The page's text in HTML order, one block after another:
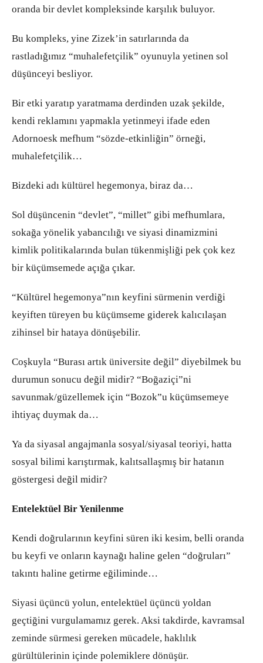
oranda bir devlet kompleksinde karşılık buluyor.
Bu kompleks, yine Zizek’in satırlarında da
rastladığımız “muhalefetçilik” oyunuyla yetinen sol
düşünceyi besliyor.
Bir etki yaratıp yaratmama derdinden uzak şekilde,
kendi reklamını yapmakla yetinmeyi ifade eden
Adornoesk mefhum “sözde-etkinliğin” örneği,
muhalefetçilik…
Bizdeki adı kültürel hegemonya, biraz da…
Sol düşüncenin “devlet”, “millet” gibi mefhumlara,
sokağa yönelik yabancılığı ve siyasi dinamizmini
kimlik politikalarında bulan tükenmişliği pek çok kez
bir küçümsemede açığa çıkar.
“Kültürel hegemonya”nın keyfini sürmenin verdiği
keyiften türeyen bu küçümseme giderek kalıcılaşan
zihinsel bir hataya dönüşebilir.
Coşkuyla “Burası artık üniversite değil” diyebilmek bu
durumun sonucu değil midir? “Boğaziçi”ni
savunmak/güzellemek için “Bozok”u küçümsemeye
ihtiyaç duymak da…
Ya da siyasal angajmanla sosyal/siyasal teoriyi, hatta
sosyal bilimi karıştırmak, kalıtsallaşmış bir hatanın
göstergesi değil midir?
Entelektüel Bir Yenilenme
Kendi doğrularının keyfini süren iki kesim, belli oranda
bu keyfi ve onların kaynağı haline gelen “doğruları”
takıntı haline getirme eğiliminde…
Siyasi üçüncü yolun, entelektüel üçüncü yoldan
geçtiğini vurgulamamız gerek. Aksi takdirde, kavramsal
zeminde sürmesi gereken mücadele, haklılık
gürültülerinin içinde polemiklere dönüşür.